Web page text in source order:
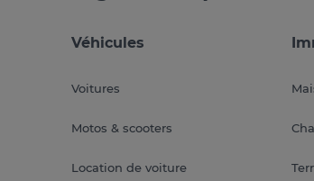
Véhicules
Voitures
Motos & scooters
Location de voiture